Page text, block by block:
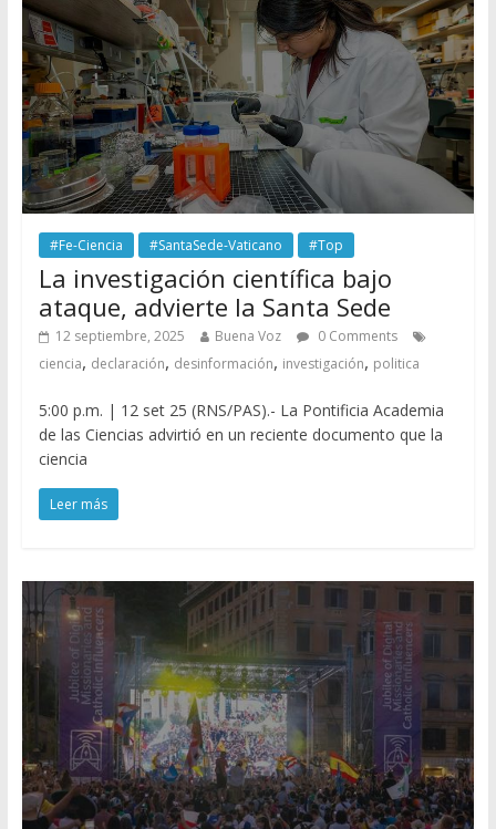
#Fe-Ciencia #SantaSede-Vaticano #Top
La investigación científica bajo
ataque, advierte la Santa Sede
12 septiembre, 2025 Buena Voz
0 Comments
ciencia, declaración, desinformación, investigación, politica
5:00 p.m. | 12 set 25 (RNS/PAS).- La Pontificia Academia
de las Ciencias advirtió en un reciente documento que la
ciencia
Leer más